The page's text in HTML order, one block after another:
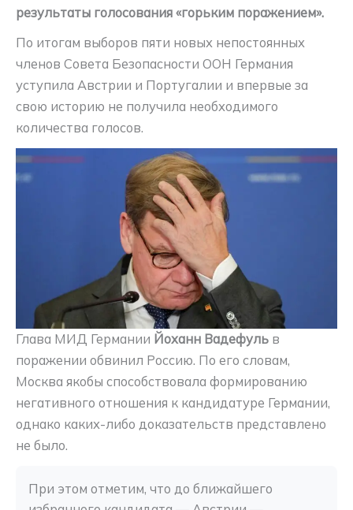
результаты голосования «горьким поражением».
По итогам выборов пяти новых непостоянных
членов Совета Безопасности ООН Германия
уступила Австрии и Португалии и впервые за
свою историю не получила необходимого
количества голосов.
Глава МИД Германии Йоханн Вадефуль в
поражении обвинил Россию. По его словам,
Москва якобы способствовала формированию
негативного отношения к кандидатуре Германии,
однако каких-либо доказательств представлено
не было.
При этом отметим, что до ближайшего